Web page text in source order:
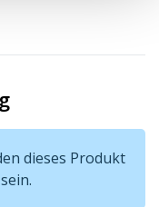
dieses Produkt